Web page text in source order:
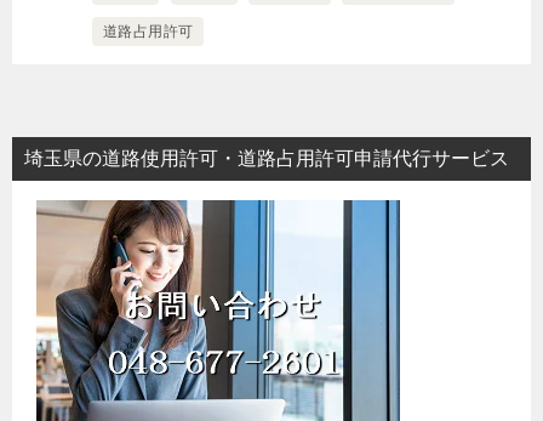
道路占用許可
埼玉県の道路使用許可・道路占用許可申請代行サービス